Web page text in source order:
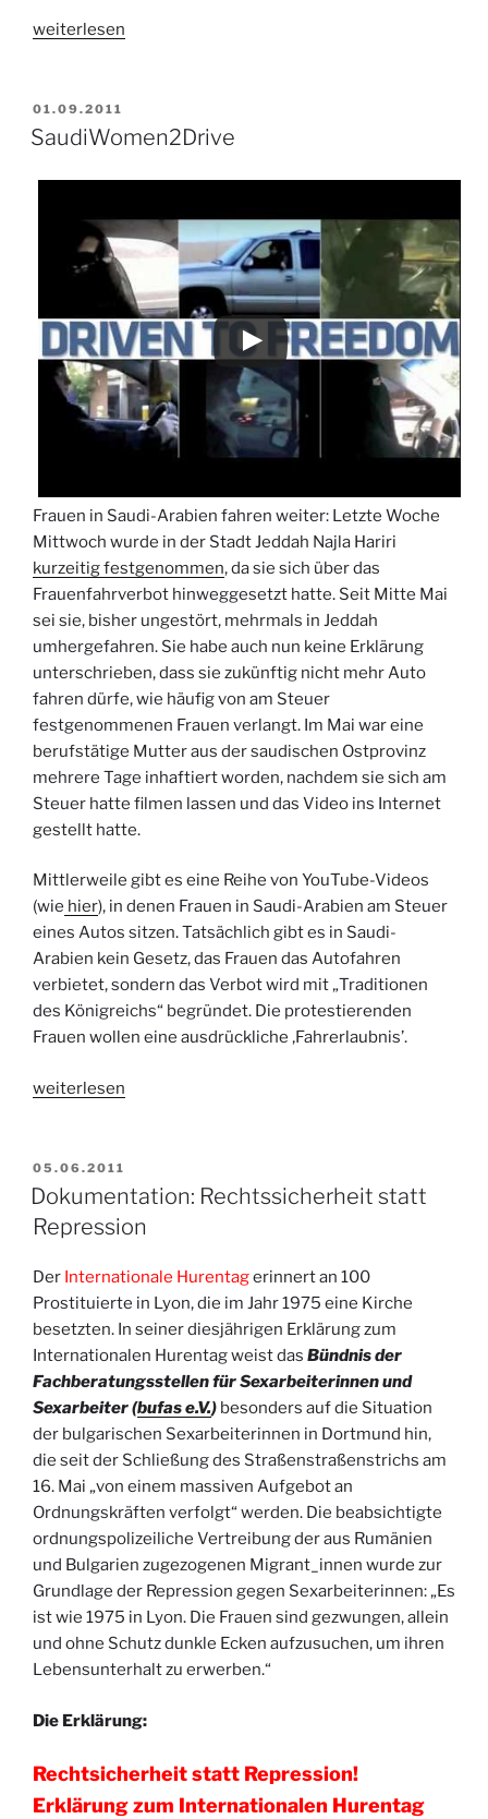
„Tunesien:
nicht
genug“
weiterlesen
VERÖFFENTLICHT
AM
01.09.2011
SaudiWomen2Drive
Frauen in Saudi-Arabien fahren weiter: Letzte Woche
Mittwoch wurde in der Stadt Jeddah Najla Hariri
kurzeitig festgenommen, da sie sich über das
Frauenfahrverbot hinweggesetzt hatte. Seit Mitte Mai
sei sie, bisher ungestört, mehrmals in Jeddah
umhergefahren. Sie habe auch nun keine Erklärung
unterschrieben, dass sie zukünftig nicht mehr Auto
fahren dürfe, wie häufig von am Steuer
festgenommenen Frauen verlangt. Im Mai war eine
berufstätige Mutter aus der saudischen Ostprovinz
mehrere Tage inhaftiert worden, nachdem sie sich am
Steuer hatte filmen lassen und das Video ins Internet
gestellt hatte.
Mittlerweile gibt es eine Reihe von YouTube-Videos
(wie hier), in denen Frauen in Saudi-Arabien am Steuer
eines Autos sitzen. Tatsächlich gibt es in Saudi-
Arabien kein Gesetz, das Frauen das Autofahren
verbietet, sondern das Verbot wird mit „Traditionen
des Königreichs“ begründet. Die protestierenden
Frauen wollen eine ausdrückliche ‚Fahrerlaubnis’.
„SaudiWomen2Drive“
weiterlesen
VERÖFFENTLICHT
AM
05.06.2011
Dokumentation: Rechtssicherheit statt
Repression
Der Internationale Hurentagerinnert an 100
Prostituierte in Lyon, die im Jahr 1975 eine Kirche
besetzten. In seiner diesjährigen Erklärung zum
Internationalen Hurentag weist das Bündnis der
Fachberatungsstellen für Sexarbeiterinnen und
Sexarbeiter (bufas e.V.) besonders auf die Situation
der bulgarischen Sexarbeiterinnen in Dortmund hin,
die seit der Schließung des Straßenstraßenstrichs am
16. Mai „von einem massiven Aufgebot an
Ordnungskräften verfolgt“ werden. Die beabsichtigte
ordnungspolizeiliche Vertreibung der aus Rumänien
und Bulgarien zugezogenen Migrant_innen wurde zur
Grundlage der Repression gegen Sexarbeiterinnen: „Es
ist wie 1975 in Lyon. Die Frauen sind gezwungen, allein
und ohne Schutz dunkle Ecken aufzusuchen, um ihren
Lebensunterhalt zu erwerben.“
Die Erklärung:
Rechtsicherheit statt Repression!
Erklärung zum Internationalen Hurentag